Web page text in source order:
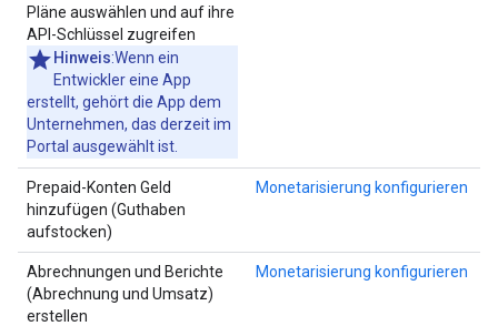
Pläne auswählen und auf ihre
API-Schlüssel zugreifen
Hinweis:Wenn ein
Entwickler eine App
erstellt, gehört die App dem
Unternehmen, das derzeit im
Portal ausgewählt ist.
Prepaid-Konten Geld
hinzufügen (Guthaben
aufstocken)
Monetarisierung konfigurieren
Abrechnungen und Berichte
(Abrechnung und Umsatz)
erstellen
Monetarisierung konfigurieren